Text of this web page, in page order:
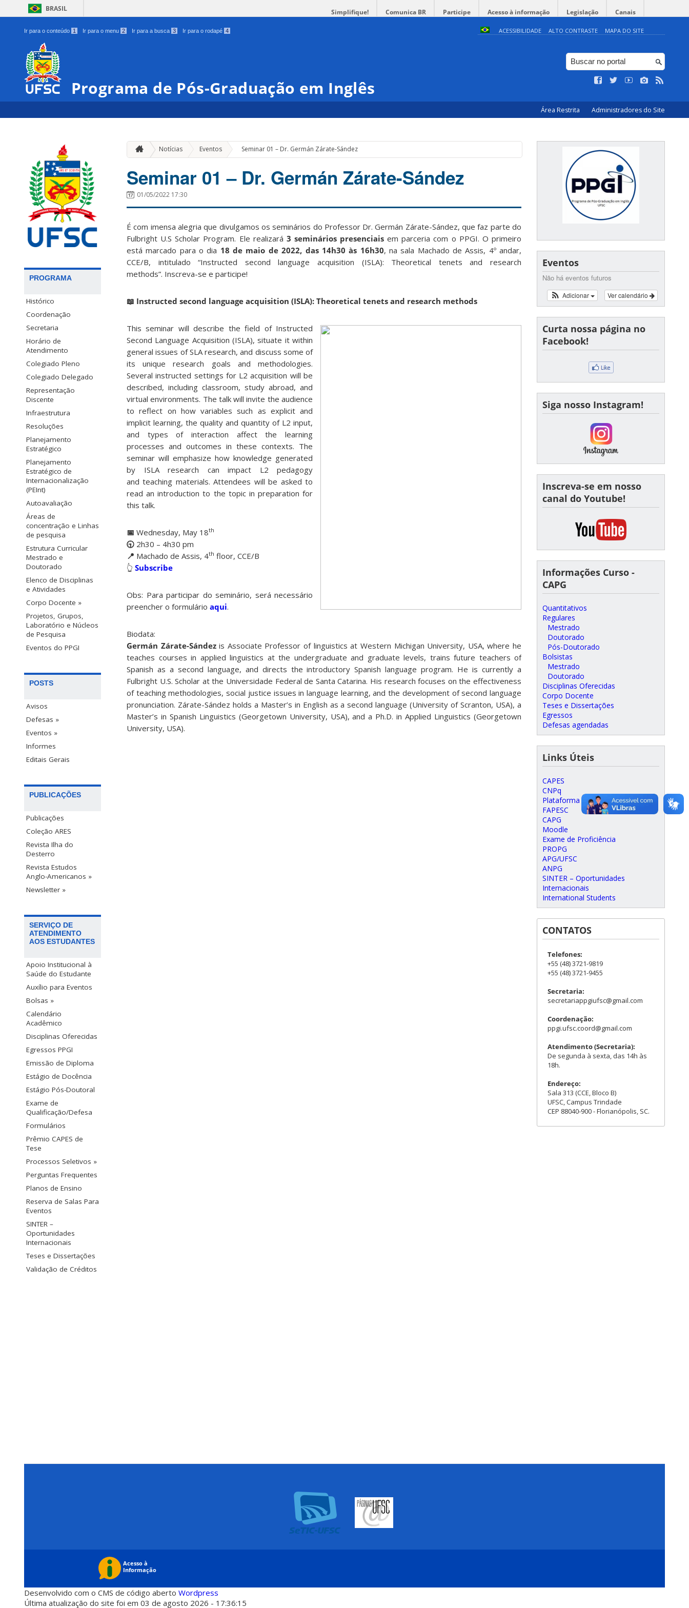
BRASIL Simplifique! Comunica BR Participe Acesso à informação Legislação Canais
Ir para o conteúdo 1 Ir para o menu 2 Ir para a busca 3 Ir para o rodapé 4 ACESSIBILIDADE ALTO CONTRASTE MAPA DO SITE
Programa de Pós-Graduação em Inglês
Área Restrita Administradores do Site
PROGRAMA
Histórico
Coordenação
Secretaria
Horário de
Atendimento
Colegiado Pleno
Colegiado Delegado
Representação
Discente
Infraestrutura
Resoluções
Planejamento
Estratégico
Planejamento
Estratégico de
Internacionalização
(PEInt)
Autoavaliação
Áreas de
concentração e Linhas
de pesquisa
Estrutura Curricular
Mestrado e
Doutorado
Elenco de Disciplinas
e Atividades
Corpo Docente »
Projetos, Grupos,
Laboratório e Núcleos
de Pesquisa
Eventos do PPGI
POSTS
Avisos
Defesas »
Eventos »
Informes
Editais Gerais
PUBLICAÇÕES
Publicações
Coleção ARES
Revista Ilha do
Desterro
Revista Estudos
Anglo-Americanos »
Newsletter »
SERVIÇO DE
ATENDIMENTO
AOS ESTUDANTES
Apoio Institucional à
Saúde do Estudante
Auxílio para Eventos
Bolsas »
Calendário
Acadêmico
Disciplinas Oferecidas
Egressos PPGI
Emissão de Diploma
Estágio de Docência
Estágio Pós-Doutoral
Exame de
Qualificação/Defesa
Formulários
Prêmio CAPES de
Tese
Processos Seletivos »
Perguntas Frequentes
Planos de Ensino
Reserva de Salas Para
Eventos
SINTER –
Oportunidades
Internacionais
Teses e Dissertações
Validação de Créditos
Notícias Eventos » Seminar 01 – Dr. Germán Zárate-Sández
Seminar 01 – Dr. Germán Zárate-Sández
01/05/2022 17:30
É com imensa alegria que divulgamos os seminários do Professor Dr. Germán Zárate-Sández, que faz parte do
Fulbright U.S Scholar Program. Ele realizará 3 seminários presenciais em parceria com o PPGI. O primeiro
está marcado para o dia 18 de maio de 2022, das 14h30 às 16h30, na sala Machado de Assis, 4º andar,
CCE/B, intitulado “Instructed second language acquisition (ISLA): Theoretical tenets and research
methods”. Inscreva-se e participe!
📖 Instructed second language acquisition (ISLA): Theoretical tenets and research methods
This seminar will describe the field of Instructed
Second Language Acquisition (ISLA), situate it within
general issues of SLA research, and discuss some of
its unique research goals and methodologies.
Several instructed settings for L2 acquisition will be
described, including classroom, study abroad, and
virtual environments. The talk will invite the audience
to reflect on how variables such as explicit and
implicit learning, the quality and quantity of L2 input,
and types of interaction affect the learning
processes and outcomes in these contexts. The
seminar will emphasize how knowledge generated
by ISLA research can impact L2 pedagogy
and teaching materials. Attendees will be asked to
read an introduction to the topic in preparation for
this talk.
📅 Wednesday, May 18th
🕤 2h30 – 4h30 pm
📍 Machado de Assis, 4th floor, CCE/B
👆​ Subscribe
Obs: Para participar do seminário, será necessário
preencher o formulário aqui.
Biodata:
Germán Zárate-Sándezis Associate Professor of linguistics at Western Michigan University, USA, where he
teaches courses in applied linguistics at the undergraduate and graduate levels, trains future teachers of
Spanish as a second language, and directs the introductory Spanish language program. He is currently a
Fulbright U.S. Scholar at the Universidade Federal de Santa Catarina. His research focuses on the effectiveness
of teaching methodologies, social justice issues in language learning, and the development of second language
pronunciation. Zárate-Sández holds a Master’s in English as a second language (University of Scranton, USA), a
Master’s in Spanish Linguistics (Georgetown University, USA), and a Ph.D. in Applied Linguistics (Georgetown
University, USA).
Eventos
Não há eventos futuros
Ver calendário
Adicionar
Curta nossa página no
Facebook!
Siga nosso Instagram!
Inscreva-se em nosso
canal do Youtube!
Informações Curso -
CAPG
Quantitativos
Regulares
Mestrado
Doutorado
Pós-Doutorado
Bolsistas
Mestrado
Doutorado
Disciplinas Oferecidas
Corpo Docente
Teses e Dissertações
Egressos
Defesas agendadas
Links Úteis
CAPES
CNPq
Plataforma Lattes
FAPESC
CAPG
Moodle
Exame de Proficiência
PROPG
APG/UFSC
ANPG
SINTER – Oportunidades
Internacionais
International Students
CONTATOS
Telefones:
+55 (48) 3721-9819
+55 (48) 3721-9455
Secretaria:
secretariappgiufsc@gmail.com
Coordenação:
ppgi.ufsc.coord@gmail.com
Atendimento (Secretaria):
De segunda à sexta, das 14h às
18h.
Endereço:
Sala 313 (CCE, Bloco B)
UFSC, Campus Trindade
CEP 88040-900 - Florianópolis, SC.
Desenvolvido com o CMS de código aberto Wordpress
Última atualização do site foi em 03 de agosto 2026 - 17:36:15